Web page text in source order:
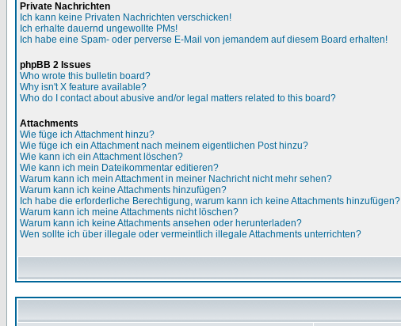
Private Nachrichten
Ich kann keine Privaten Nachrichten verschicken!
Ich erhalte dauernd ungewollte PMs!
Ich habe eine Spam- oder perverse E-Mail von jemandem auf diesem Board erhalten!
phpBB 2 Issues
Who wrote this bulletin board?
Why isn't X feature available?
Who do I contact about abusive and/or legal matters related to this board?
Attachments
Wie füge ich Attachment hinzu?
Wie füge ich ein Attachment nach meinem eigentlichen Post hinzu?
Wie kann ich ein Attachment löschen?
Wie kann ich mein Dateikommentar editieren?
Warum kann ich mein Attachment in meiner Nachricht nicht mehr sehen?
Warum kann ich keine Attachments hinzufügen?
Ich habe die erforderliche Berechtigung, warum kann ich keine Attachments hinzufügen?
Warum kann ich meine Attachments nicht löschen?
Warum kann ich keine Attachments ansehen oder herunterladen?
Wen sollte ich über illegale oder vermeintlich illegale Attachments unterrichten?